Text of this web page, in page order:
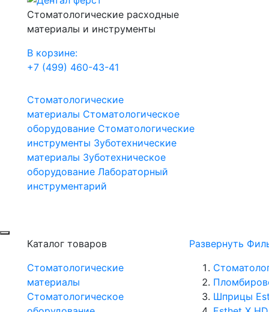
Стоматологические расходные
материалы и инструменты
В корзине:
+7 (499) 460-43-41
Стоматологические
материалы Стоматологическое
оборудование Стоматологические
инструменты Зуботехнические
материалы Зуботехническое
оборудование Лабораторный
инструментарий
Каталог товаров
Стоматологические
материалы
Стоматологическое
Развернуть
Шприцы